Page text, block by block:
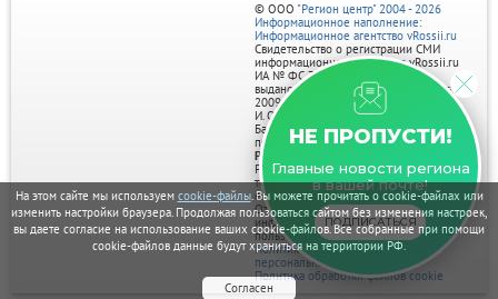
На этом сайте мы используем cookie-файлы. Вы можете прочитать о cookie-файлах или
изменить настройки браузера. Продолжая пользоваться сайтом без изменения настроек,
вы даете согласие на использование ваших cookie-файлов. Все собранные при помощи
cookie-файлов данные будут храниться на территории РФ.
Согласен
НЕ ПРОПУСТИ!
Главные новости региона
в вашей почте!
ПОДПИСАТЬСЯ
© ООО "Регион центр" 2004 - 2026
Информационное наполнение:
Информационное агентство vRossii.ru
Свидетельство о регистрации СМИ
информационного агентства vRossii.ru
ИА № ФС 77‑35502
выдано РОСКОМНАДЗОРом 04 марта
2009г.
И. О. Главного редактора Нарыков А. Н.
Баннеры на портале размещаются на
правах рекламы.
Реклама на портале:
Рекламное агентство "Умный маркетинг"
тел. 7-910-267-70-40,
email: umnyy.marketing@yandex.ru
Отдельные публикации могут содержать
информацию, не предназначенную для
пользователей до 18 лет.
Политика в отношении обработки
персональных данных
Политика обработки файлов cookie